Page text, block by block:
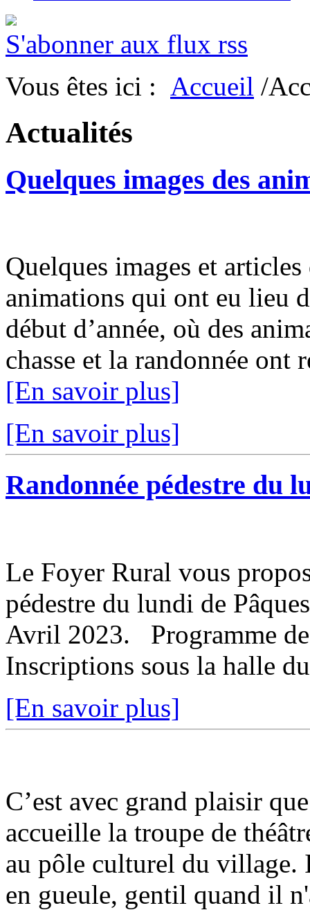
S'abonner aux flux rss
Vous êtes ici : Accueil /
Actualités
Quelques images des
Quelques images et
animations qui ont eu lieu
début d’année, où des
chasse et la randonnée ont
[En savoir plus]
[En savoir plus]
Randonnée pédestre du
Le Foyer Rural vous
pédestre du lundi de
Avril 2023. Programme
Inscriptions sous la halle
[En savoir plus]
C’est avec grand plaisir
accueille la troupe de
au pôle culturel du village.
en gueule, gentil quand il